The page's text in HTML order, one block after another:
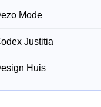
Mode
Justitia
Huis